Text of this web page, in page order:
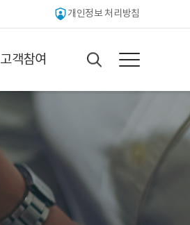
개인정보 처리방침
고객참여